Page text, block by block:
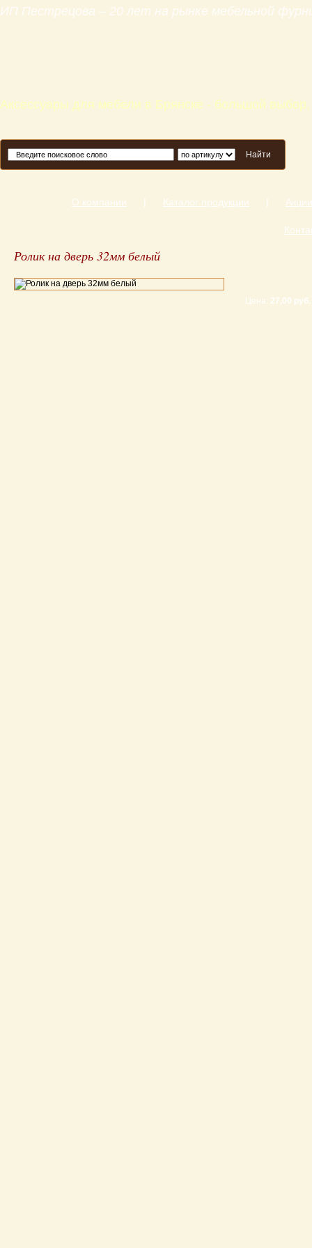
ИП Пестрецова – 20 лет на рынке мебельной
Аксессуары для мебели в Брянске - большой
Найти
О компании Каталог продукции
Ролик на дверь 32мм белый
Цена: 27,00 руб.